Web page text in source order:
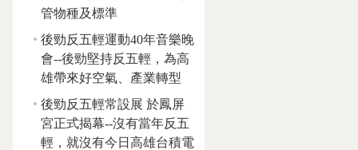
管物種及標準
後勁反五輕運動40年音樂晚
會--後勁堅持反五輕，為高
雄帶來好空氣、產業轉型
後勁反五輕常設展 於鳳屏
宮正式揭幕--沒有當年反五
輕，就沒有今日高雄台積電